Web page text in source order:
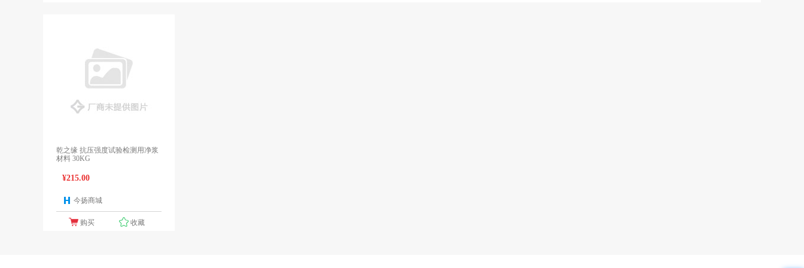
乾之缘 抗压强度试验检测用净浆
材料 30KG
¥215.00
今扬商城
购买 收藏